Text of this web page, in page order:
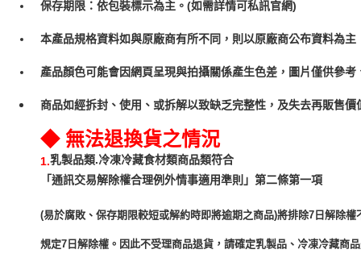
保存期限：依包裝標示為主。(如需詳情可私訊官網)
本產品規格資料如與原廠商有所不同，則以原廠商公布資料為主
產品顏色可能會因網頁呈現與拍攝關係產生色差，圖片僅供參
商品如經拆封、使用、或拆解以致缺乏完整性，及失去再販售
◆ 無法退換貨之情況
1.乳製品類.冷凍冷藏食材類商品類符合
「通訊交易解除權合理例外情事適用準則」第二條第一項
(易於腐敗、保存期限較短或解約時即將逾期之商品)將排除7日解除權
規定7日解除權。因此不受理商品退貨，請確定乳製品、冷凍冷藏商